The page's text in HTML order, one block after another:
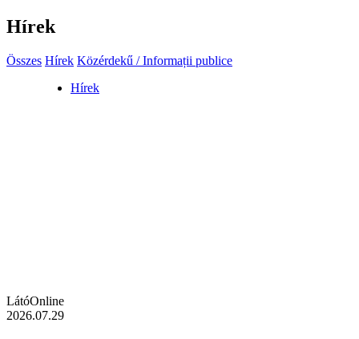
Hírek
Összes Hírek Közérdekű / Informații publice
Hírek
LátóOnline
2026.07.29